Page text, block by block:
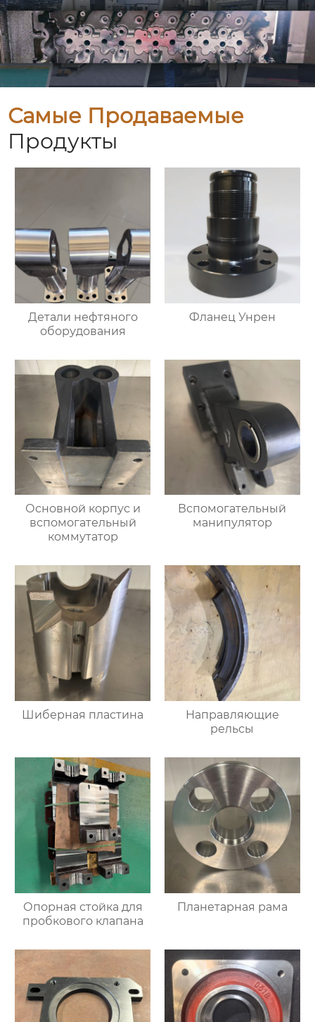
Самые Продаваемые
Продукты
Детали нефтяного
оборудования
Фланец Унрен
Основной корпус и
вспомогательный
коммутатор
Вспомогательный
манипулятор
Шиберная пластина
Направляющие
рельсы
Опорная стойка для
пробкового клапана
Планетарная рама